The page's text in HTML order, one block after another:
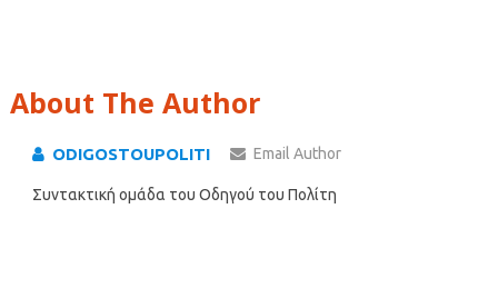
About The Author
ODIGOSTOUPOLITI Email Author
Συντακτική ομάδα του Οδηγού του Πολίτη